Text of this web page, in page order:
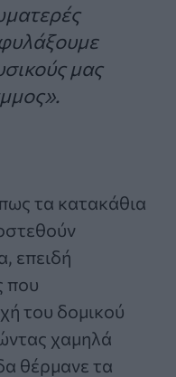
μας
τα κατακάθια
επειδή
που
του δομικού
χαμηλά
θέρμανε τα